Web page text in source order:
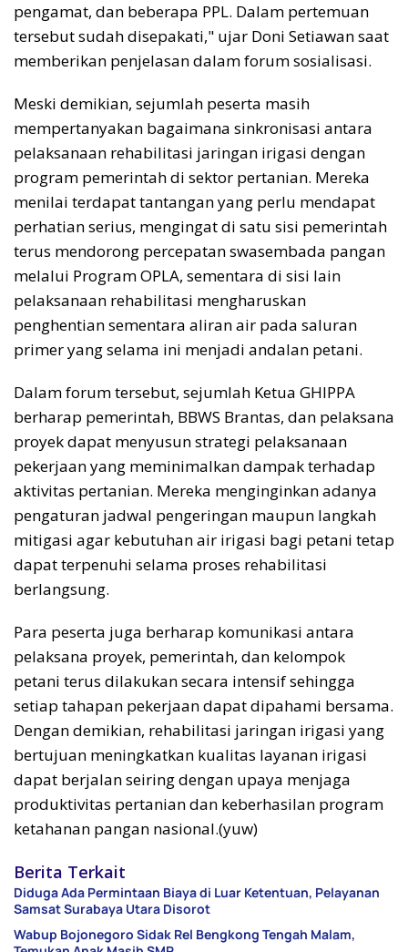
pengamat, dan beberapa PPL. Dalam pertemuan
tersebut sudah disepakati," ujar Doni Setiawan saat
memberikan penjelasan dalam forum sosialisasi.
Meski demikian, sejumlah peserta masih
mempertanyakan bagaimana sinkronisasi antara
pelaksanaan rehabilitasi jaringan irigasi dengan
program pemerintah di sektor pertanian. Mereka
menilai terdapat tantangan yang perlu mendapat
perhatian serius, mengingat di satu sisi pemerintah
terus mendorong percepatan swasembada pangan
melalui Program OPLA, sementara di sisi lain
pelaksanaan rehabilitasi mengharuskan
penghentian sementara aliran air pada saluran
primer yang selama ini menjadi andalan petani.
Dalam forum tersebut, sejumlah Ketua GHIPPA
berharap pemerintah, BBWS Brantas, dan pelaksana
proyek dapat menyusun strategi pelaksanaan
pekerjaan yang meminimalkan dampak terhadap
aktivitas pertanian. Mereka menginginkan adanya
pengaturan jadwal pengeringan maupun langkah
mitigasi agar kebutuhan air irigasi bagi petani tetap
dapat terpenuhi selama proses rehabilitasi
berlangsung.
Para peserta juga berharap komunikasi antara
pelaksana proyek, pemerintah, dan kelompok
petani terus dilakukan secara intensif sehingga
setiap tahapan pekerjaan dapat dipahami bersama.
Dengan demikian, rehabilitasi jaringan irigasi yang
bertujuan meningkatkan kualitas layanan irigasi
dapat berjalan seiring dengan upaya menjaga
produktivitas pertanian dan keberhasilan program
ketahanan pangan nasional.(yuw)
Berita Terkait
Diduga Ada Permintaan Biaya di Luar Ketentuan, Pelayanan
Samsat Surabaya Utara Disorot
Wabup Bojonegoro Sidak Rel Bengkong Tengah Malam,